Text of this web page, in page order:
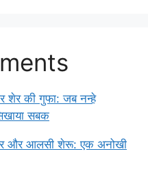
शेर की गुफा: जब नन्हे
सबक
और आलसी शेरू: एक अनोखी